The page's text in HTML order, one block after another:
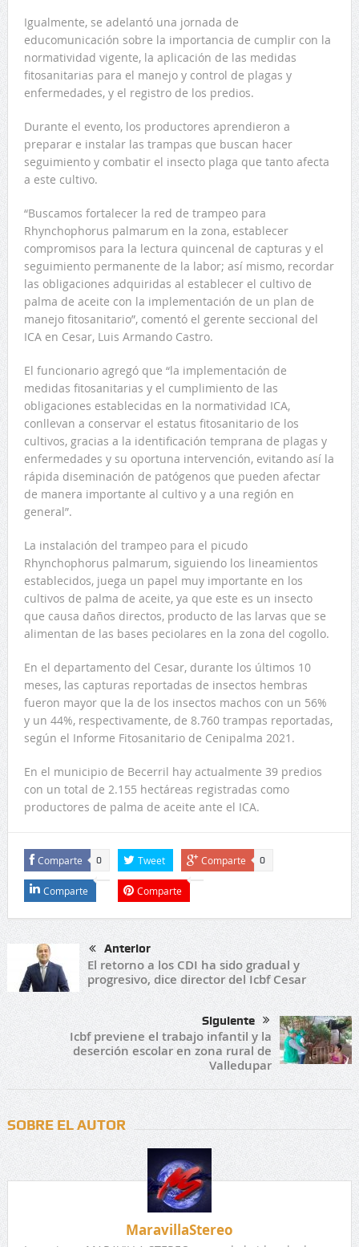
Igualmente, se adelantó una jornada de
educomunicación sobre la importancia de cumplir con la
normatividad vigente, la aplicación de las medidas
fitosanitarias para el manejo y control de plagas y
enfermedades, y el registro de los predios.
Durante el evento, los productores aprendieron a
preparar e instalar las trampas que buscan hacer
seguimiento y combatir el insecto plaga que tanto afecta
a este cultivo.
“Buscamos fortalecer la red de trampeo para
Rhynchophorus palmarum en la zona, establecer
compromisos para la lectura quincenal de capturas y el
seguimiento permanente de la labor; así mismo, recordar
las obligaciones adquiridas al establecer el cultivo de
palma de aceite con la implementación de un plan de
manejo fitosanitario”, comentó el gerente seccional del
ICA en Cesar, Luis Armando Castro.
El funcionario agregó que “la implementación de
medidas fitosanitarias y el cumplimiento de las
obligaciones establecidas en la normatividad ICA,
conllevan a conservar el estatus fitosanitario de los
cultivos, gracias a la identificación temprana de plagas y
enfermedades y su oportuna intervención, evitando así la
rápida diseminación de patógenos que pueden afectar
de manera importante al cultivo y a una región en
general”.
La instalación del trampeo para el picudo
Rhynchophorus palmarum, siguiendo los lineamientos
establecidos, juega un papel muy importante en los
cultivos de palma de aceite, ya que este es un insecto
que causa daños directos, producto de las larvas que se
alimentan de las bases peciolares en la zona del cogollo.
En el departamento del Cesar, durante los últimos 10
meses, las capturas reportadas de insectos hembras
fueron mayor que la de los insectos machos con un 56%
y un 44%, respectivamente, de 8.760 trampas reportadas,
según el Informe Fitosanitario de Cenipalma 2021.
En el municipio de Becerril hay actualmente 39 predios
con un total de 2.155 hectáreas registradas como
productores de palma de aceite ante el ICA.
Comparte 0 Tweet Comparte 0
Comparte Comparte
Anterior
El retorno a los CDI ha sido gradual y
progresivo, dice director del Icbf Cesar
Siguiente
Icbf previene el trabajo infantil y la
deserción escolar en zona rural de
Valledupar
SOBRE EL AUTOR
MaravillaStereo